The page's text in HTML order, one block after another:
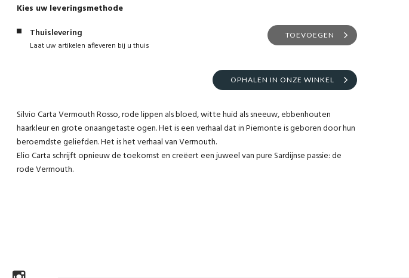
Kies uw leveringsmethode
Thuislevering
Laat uw artikelen afleveren bij u thuis
TOEVOEGEN
OPHALEN IN ONZE WINKEL
Silvio Carta Vermouth Rosso, rode lippen als bloed, witte huid als sneeuw, ebbenhouten
haarkleur en grote onaangetaste ogen. Het is een verhaal dat in Piemonte is geboren door hun
beroemdste geliefden. Het is het verhaal van Vermouth.
Elio Carta schrijft opnieuw de toekomst en creëert een juweel van pure Sardijnse passie: de
rode Vermouth.